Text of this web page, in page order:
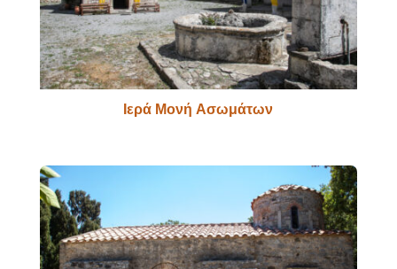
Ιερά Μονή Ασωμάτων